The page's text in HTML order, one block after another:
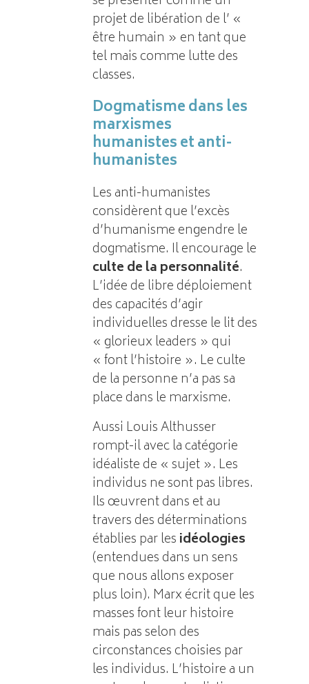
projet de libération de l’ «
être humain » en tant que
tel mais comme lutte des
classes.
Dogmatisme dans les
marxismes
humanistes et anti-
humanistes
Les anti-humanistes
considèrent que l’excès
d’humanisme engendre le
dogmatisme. Il encourage le
culte de la personnalité.
L’idée de libre déploiement
des capacités d’agir
individuelles dresse le lit des
« glorieux leaders » qui
« font l’histoire ». Le culte
de la personne n’a pas sa
place dans le marxisme.
Aussi Louis Althusser
rompt-il avec la catégorie
idéaliste de « sujet ». Les
individus ne sont pas libres.
Ils œuvrent dans et au
travers des déterminations
établies par lesidéologies
(entendues dans un sens
que nous allons exposer
plus loin). Marx écrit que les
masses font leur histoire
mais pas selon des
circonstances choisies par
les individus. L’histoire a un